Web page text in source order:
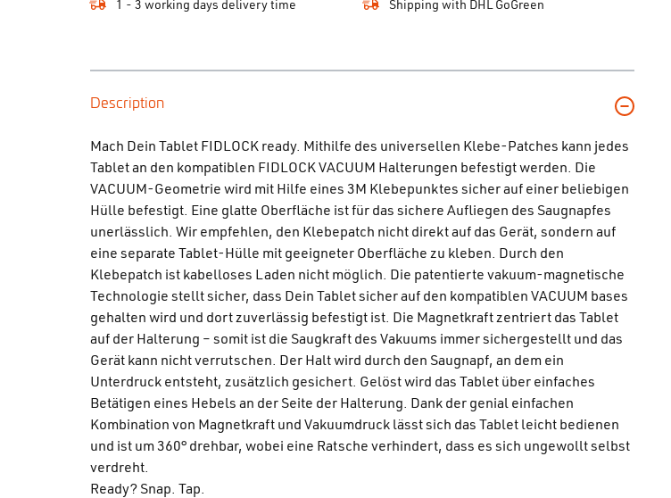
1 - 3 working days delivery time Shipping with DHL GoGreen
Description
Mach Dein Tablet FIDLOCK ready. Mithilfe des universellen Klebe-Patches kann jedes
Tablet an den kompatiblen FIDLOCK VACUUM Halterungen befestigt werden. Die
VACUUM-Geometrie wird mit Hilfe eines 3M Klebepunktes sicher auf einer beliebigen
Hülle befestigt. Eine glatte Oberfläche ist für das sichere Aufliegen des Saugnapfes
unerlässlich. Wir empfehlen, den Klebepatch nicht direkt auf das Gerät, sondern auf
eine separate Tablet-Hülle mit geeigneter Oberfläche zu kleben. Durch den
Klebepatch ist kabelloses Laden nicht möglich. Die patentierte vakuum-magnetische
Technologie stellt sicher, dass Dein Tablet sicher auf den kompatiblen VACUUM bases
gehalten wird und dort zuverlässig befestigt ist. Die Magnetkraft zentriert das Tablet
auf der Halterung – somit ist die Saugkraft des Vakuums immer sichergestellt und das
Gerät kann nicht verrutschen. Der Halt wird durch den Saugnapf, an dem ein
Unterdruck entsteht, zusätzlich gesichert. Gelöst wird das Tablet über einfaches
Betätigen eines Hebels an der Seite der Halterung. Dank der genial einfachen
Kombination von Magnetkraft und Vakuumdruck lässt sich das Tablet leicht bedienen
und ist um 360° drehbar, wobei eine Ratsche verhindert, dass es sich ungewollt selbst
verdreht.
Ready? Snap. Tap.